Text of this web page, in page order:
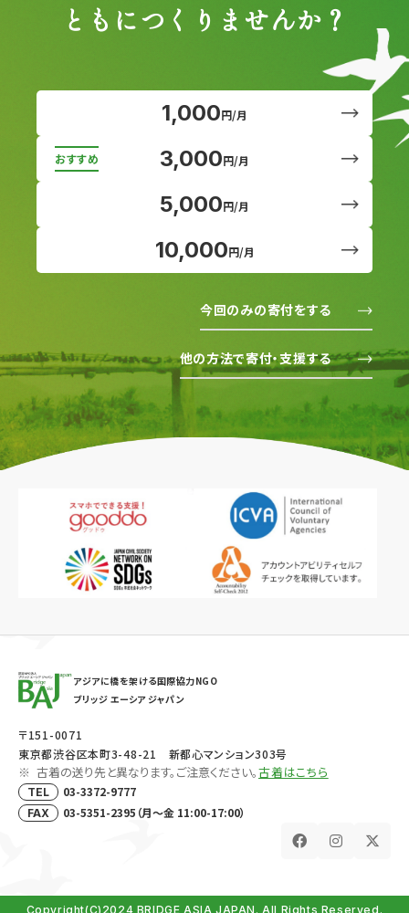
ともにつくりませんか？
1,000円/月
3,000円/月
5,000円/月
10,000円/月
今回のみの寄付をする
他の方法で寄付・支援する
アジアに橋を架ける国際協力NGO
ブリッジ エーシア ジャパン
〒151-0071
東京都渋谷区本町3-48-21 新都心マンション303号
古着の送り先と異なります。ご注意ください。古着はこちら
TEL 03-3372-9777
FAX 03-5351-2395（月～金 11:00-17:00）
Copyright(C)2024 BRIDGE ASIA JAPAN. All Rights Reserved.